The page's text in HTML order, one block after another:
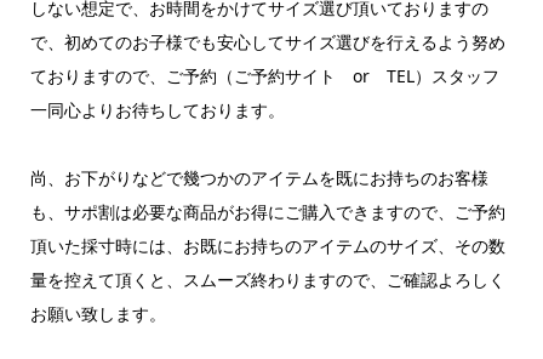
しない想定で、お時間をかけてサイズ選び頂いておりますの
で、初めてのお子様でも安心してサイズ選びを行えるよう努め
ておりますので、ご予約（ご予約サイト or TEL）スタッフ
一同心よりお待ちしております。
尚、お下がりなどで幾つかのアイテムを既にお持ちのお客様
も、サポ割は必要な商品がお得にご購入できますので、ご予約
頂いた採寸時には、お既にお持ちのアイテムのサイズ、その数
量を控えて頂くと、スムーズ終わりますので、ご確認よろしく
お願い致します。